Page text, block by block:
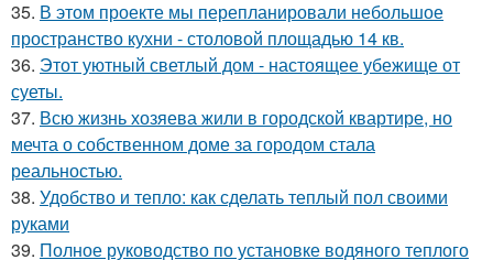
35. В этом проекте мы перепланировали небольшое
пространство кухни - столовой площадью 14 кв.
36. Этот уютный светлый дом - настоящее убежище от
суеты.
37. Всю жизнь хозяева жили в городской квартире, но
мечта о собственном доме за городом стала
реальностью.
38. Удобство и тепло: как сделать теплый пол своими
руками
39. Полное руководство по установке водяного теплого